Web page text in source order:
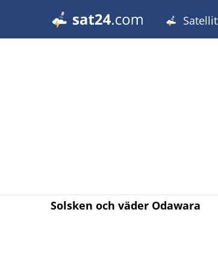
Satellit
Solsken och väder Odawara